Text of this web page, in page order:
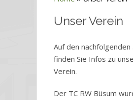
Unser Verein
Auf den nachfolgenden
finden Sie Infos zu
Verein.
Der TC RW Büsum